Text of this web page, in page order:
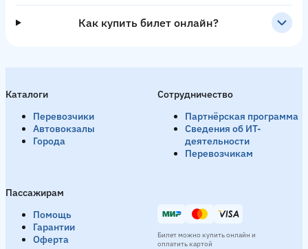
Как купить билет онлайн?
Каталоги
Перевозчики
Автовокзалы
Города
Пассажирам
Помощь
Гарантии
Оферта
Сотрудничество
Партнёрская программа
Сведения об ИТ-
деятельности
Перевозчикам
Билет можно купить онлайн и
оплатить картой